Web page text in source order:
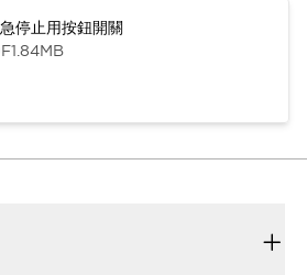
停止用按鈕開關
1.84MB